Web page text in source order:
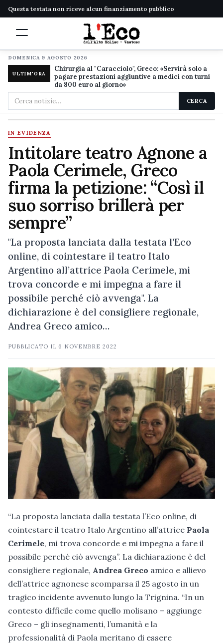
Questa testata non riceve alcun finanziamento pubblico
DOMENICA 9 AGOSTO 2026
ULTIM'ORA
Chirurgia al "Caracciolo", Greco: «Servirà solo a
pagare prestazioni aggiuntive a medici con turni
da 800 euro al giorno»
Cerca
nel
sito
CERCA
IN EVIDENZA
Intitolare teatro Agnone a
Paola Cerimele, Greco
firma la petizione: “Così il
suo sorriso brillerà per
sempre”
"La proposta lanciata dalla testata l’Eco
online, di cointestare il teatro Italo
Argentino all’attrice Paola Cerimele, mi
trova concorde e mi impegna a fare il
possibile perché ciò avvenga". La
dichiarazione è del consigliere regionale,
Andrea Greco amico…
PUBBLICATO IL 6 NOVEMBRE 2022
“La proposta lanciata dalla testata l’Eco online, di
cointestare il teatro Italo Argentino all’attrice Paola
Cerimele, mi trova concorde e mi impegna a fare il
possibile perché ciò avvenga”. La dichiarazione è del
consigliere regionale, Andrea Greco amico e allievo
dell’attrice agnonese scomparsa il 25 agosto in un
tragico incidente avvenuto lungo la Trignina. “In un
contesto difficile come quello molisano – aggiunge
Greco – gli insegnamenti, l’umanità e la
professionalità di Paola meritano di essere